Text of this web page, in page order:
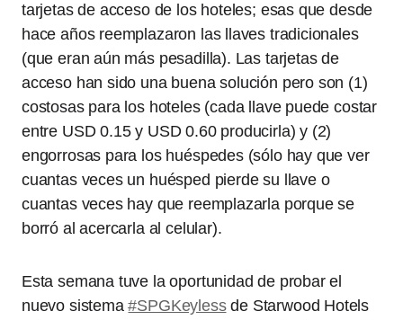
tarjetas de acceso de los hoteles; esas que desde
hace años reemplazaron las llaves tradicionales
(que eran aún más pesadilla). Las tarjetas de
acceso han sido una buena solución pero son (1)
costosas para los hoteles (cada llave puede costar
entre USD 0.15 y USD 0.60 producirla) y (2)
engorrosas para los huéspedes (sólo hay que ver
cuantas veces un huésped pierde su llave o
cuantas veces hay que reemplazarla porque se
borró al acercarla al celular).
Esta semana tuve la oportunidad de probar el
nuevo sistema#SPGKeylessde Starwood Hotels